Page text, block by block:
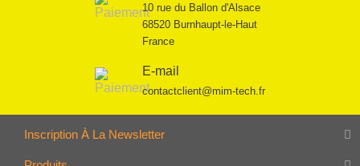
10 rue du Ballon d'Alsace
68520 Burnhaupt-le-Haut
France
E-mail
contactclient@mim-tech.fr
Inscription À La Newsletter